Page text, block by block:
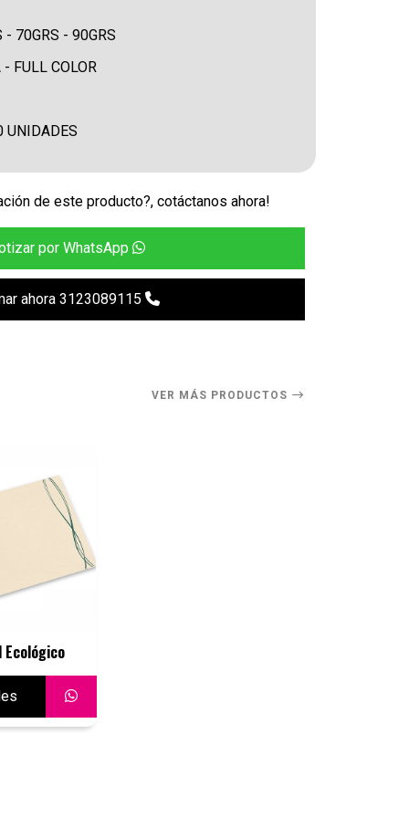
- 70GRS - 90GRS
FULL COLOR
UNIDADES
de este producto?, cotáctanos ahora!
por WhatsApp
ahora 3123089115
VER MÁS PRODUCTOS
Ecológico